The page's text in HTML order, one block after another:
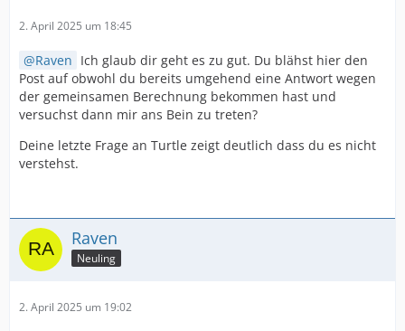
2. April 2025 um 18:45
Raven Ich glaub dir geht es zu gut. Du blähst hier den
Post auf obwohl du bereits umgehend eine Antwort wegen
der gemeinsamen Berechnung bekommen hast und
versuchst dann mir ans Bein zu treten?
Deine letzte Frage an Turtle zeigt deutlich dass du es nicht
verstehst.
Raven
Neuling
2. April 2025 um 19:02